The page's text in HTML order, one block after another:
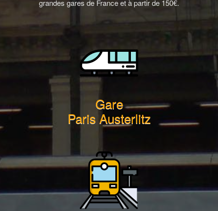
grandes gares de France et à partir de 150€.
Gare
Paris Austerlitz